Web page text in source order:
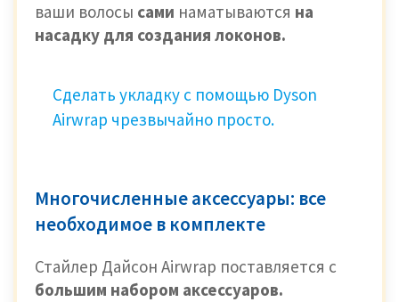
ваши волосы сами наматываются на
насадку для создания локонов.
Сделать укладку с помощью Dyson
Airwrap чрезвычайно просто.
Многочисленные аксессуары: все
необходимое в комплекте
Стайлер Дайсон Airwrap поставляется с
большим набором аксессуаров.